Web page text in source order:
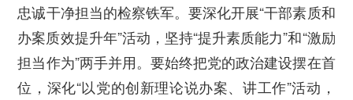
忠诚干净担当的检察铁军。要深化开展“干部素质和
办案质效提升年”活动，坚持“提升素质能力”和“激励
担当作为”两手并用。要始终把党的政治建设摆在首
位，深化“以党的创新理论说办案、讲工作”活动，